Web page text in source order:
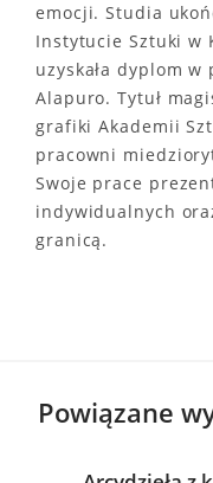
emocji. Studia
Instytucie Sztuki w
uzyskała dyplom
Alapuro. Tytuł
grafiki Akademii
pracowni
Swoje prace
indywidualnych
granicą.
Powiązane